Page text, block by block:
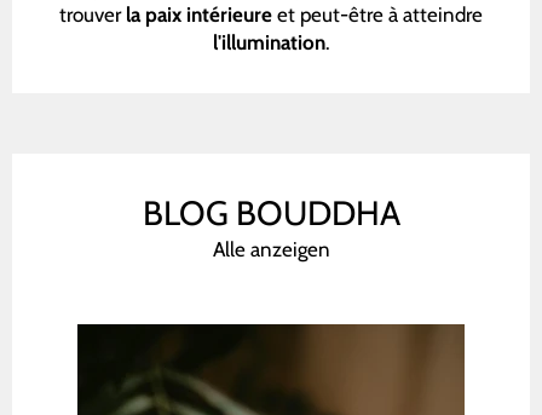
trouver la paix intérieure et peut-être à atteindre
l'illumination.
BLOG BOUDDHA
Alle anzeigen